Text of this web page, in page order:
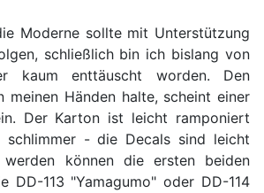
Moderne sollte mit Unterstützung
schließlich bin ich bislang von
kaum enttäuscht worden. Den
meinen Händen halte, scheint einer
Der Karton ist leicht ramponiert
schlimmer - die Decals sind leicht
können die ersten beiden
DD-113 "Yamagumo" oder DD-114